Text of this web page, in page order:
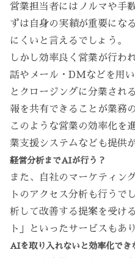
営業担当者にはノルマや手
ずは自身の実績が重要にな
にくいと言えるでしょう。
しかし効率良く営業が行わ
話やメール・DMなどを用
とクロージングに分業され
報を共有できることが業務
このような営業の効率化を
業支援システムなども提供
経営分析までAIが行う？
また、自社のマーケティン
トのアクセス分析も行うで
析して改善する提案を受け
ト」といったサービスもあ
AIを取り入れないと効率化でき